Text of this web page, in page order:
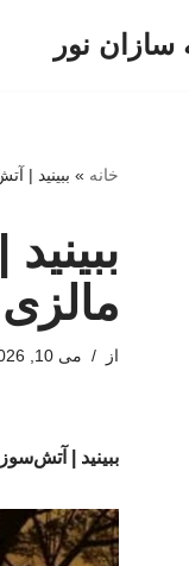
سازان نور
خانه » ببینید |
مالزی
از می 10, 2026
ببینید |